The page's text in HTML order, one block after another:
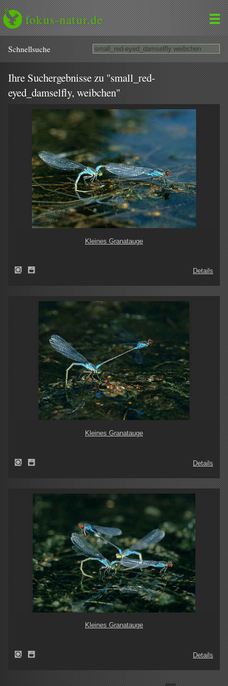
fokus-natur.de
Schnell­suche
Ihre Suchergebnisse zu "small_red-
eyed_damselfly, weibchen"
Kleines Granatauge
Details
Kleines Granatauge
Details
Kleines Granatauge
Details